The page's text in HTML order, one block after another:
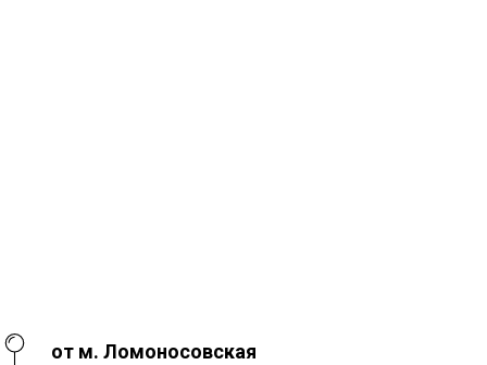
от м. Ломоносовская